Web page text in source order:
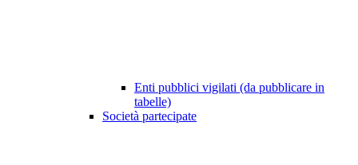
Enti pubblici vigilati (da pubblicare in
tabelle)
Società partecipate